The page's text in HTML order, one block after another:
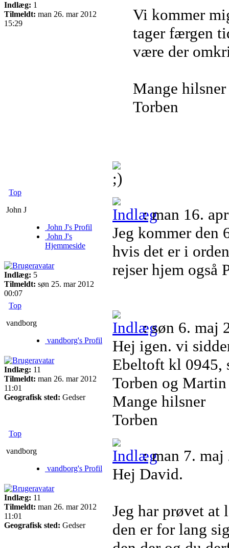
Indlæg: 1
Tilmeldt: man 26. mar 2012
15:29
Vi kommer
tager færgen
være der
Mange hilsner
Torben
Top
John J
John J's Profil
John J's
Hjemmeside
Indlæg: 5
Tilmeldt: søn 25. mar 2012
00:07
: man 16.
Jeg kommer
hvis det er i
rejser hjem også
Top
vandborg
vandborg's Profil
Indlæg: 11
Tilmeldt: man 26. mar 2012
11:01
Geografisk sted: Gedser
: søn 6. maj
Hej igen. vi
Ebeltoft kl 0945,
Torben og Martin
Mange hilsner
Torben
Top
vandborg
vandborg's Profil
Indlæg: 11
Tilmeldt: man 26. mar 2012
11:01
Geografisk sted: Gedser
: man 7.
Hej David.
Jeg har prøvet at
den er for lang